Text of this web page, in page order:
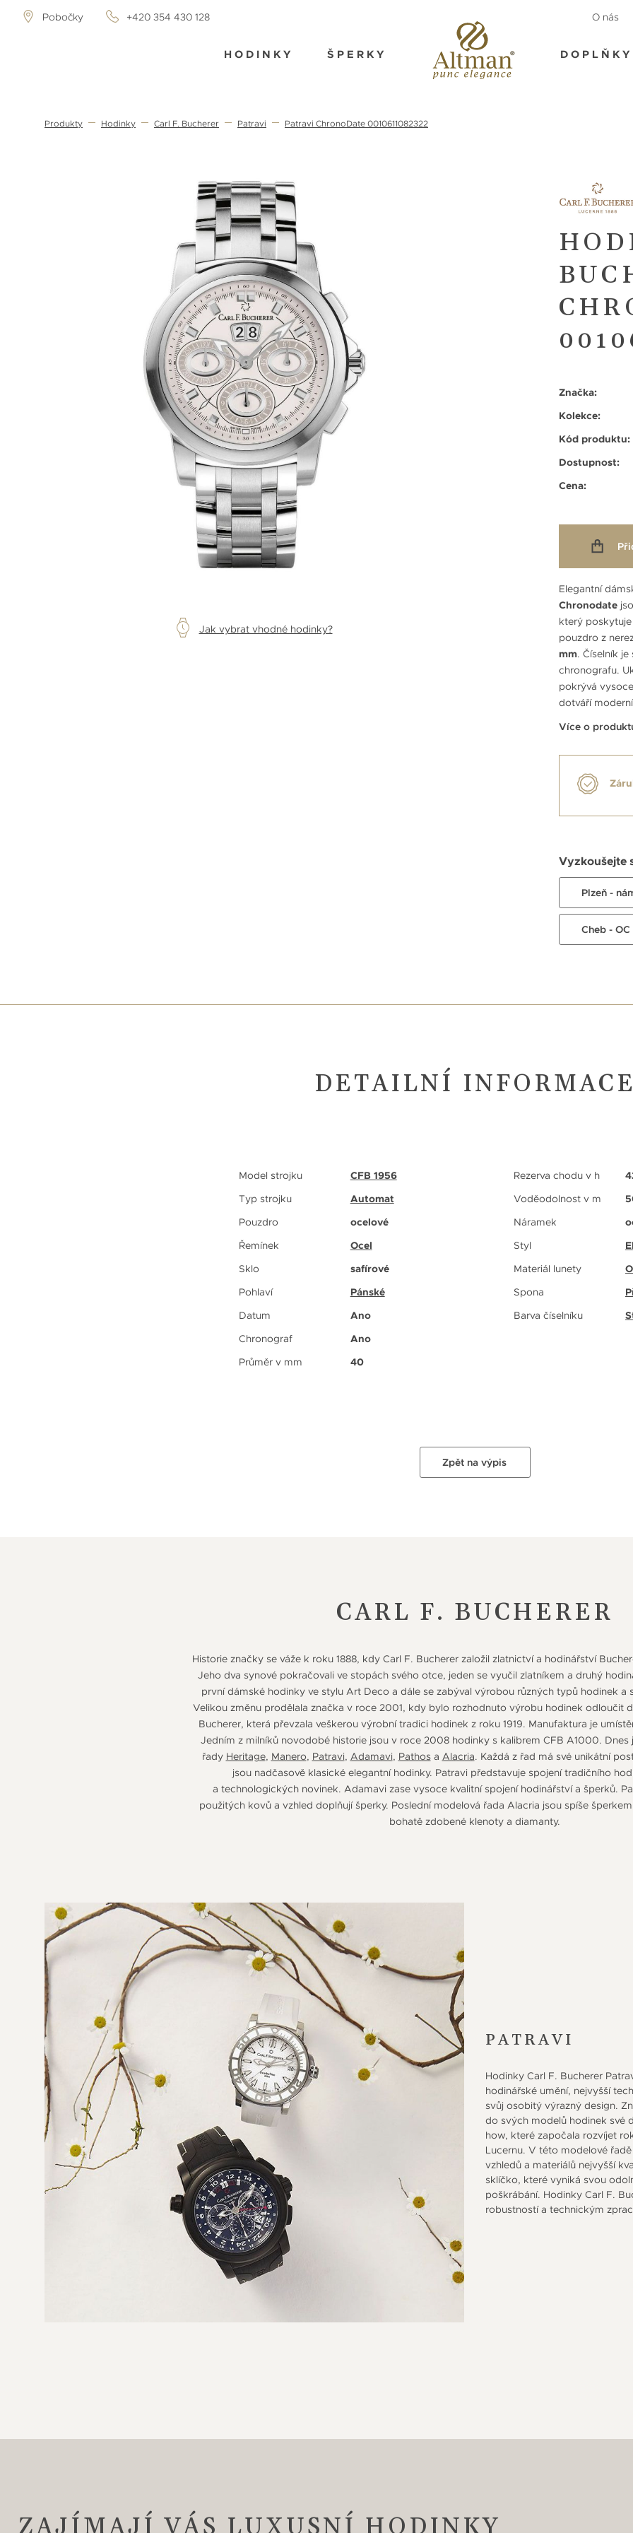
Pobočky +420 354 430 128 O nás
HODINKY ŠPERKY DOPLŇKY
Produkty Hodinky Carl F. Bucherer Patravi Patravi ChronoDate 0010611082322
Jak vybrat vhodné hodinky?
Značka:
Kolekce:
Kód produktu:
Dostupnost:
Cena:
Elegantní
Chronodate
který
pouzdro z
mm. Číselník
chronografu.
pokrývá
dotváří
Více o
Vyzkoušejte
Plzeň -
Cheb -
DETAILNÍ INFORMACE
Model strojku
CFB 1956
Typ strojku
Automat
Pouzdro
ocelové
Řemínek
Ocel
Sklo
safírové
Pohlaví
Pánské
Datum
Ano
Chronograf
Ano
Průměr v mm
40
Rezerva chodu v h
Voděodolnost v m
Náramek
Styl
Materiál lunety
Spona
Barva číselníku
Zpět na výpis
CARL F. BUCHERER
Historie značky se váže k roku 1888, kdy Carl F. Bucherer založil zlatnictví a hodinářství
Jeho dva synové pokračovali ve stopách svého otce, jeden se vyučil zlatníkem a druhý
první dámské hodinky ve stylu Art Deco a dále se zabýval výrobou různých typů hodinek a
Velikou změnu prodělala značka v roce 2001, kdy bylo rozhodnuto výrobu hodinek odloučit
Bucherer, která převzala veškerou výrobní tradici hodinek z roku 1919. Manufaktura je
Jedním z milníků novodobé historie jsou v roce 2008 hodinky s kalibrem CFB A1000.
řady Heritage, Manero, Patravi, Adamavi, Pathosa Alacria. Každá z řad má své unikátní
jsou nadčasově klasické elegantní hodinky. Patravi představuje spojení tradičního
a technologických novinek. Adamavi zase vysoce kvalitní spojení hodinářství a šperků.
použitých kovů a vzhled doplňují šperky. Poslední modelová řada Alacria jsou spíše
bohatě zdobené klenoty a diamanty.
PATRAVI
Hodinky Carl F. Bucherer
hodinářské umění, nejvyšší
svůj osobitý výrazný design.
do svých modelů hodinek své
how, které započala rozvíjet
Lucernu. V této modelové
vzhledů a materiálů nejvyšší
sklíčko, které vyniká svou
poškrábání. Hodinky Carl F.
robustností a technickým